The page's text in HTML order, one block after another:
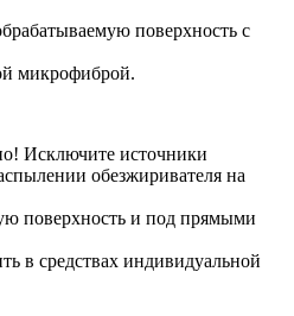
поверхность с
микрофиброй.
Исключите источники
обезжиривателя на
поверхность и под прямыми
в средствах индивидуальной